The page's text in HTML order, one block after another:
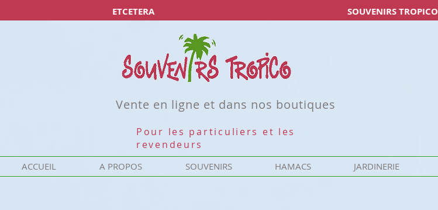
ETCETERA SOUVENIRS TROPICO
Vente en ligne et dans nos boutiques
Pour les particuliers et les
revendeurs
ACCUEIL A PROPOS SOUVENIRS HAMACS JARDINERIE